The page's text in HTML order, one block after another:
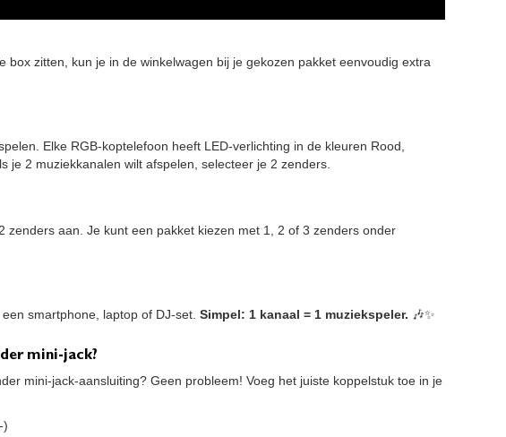
zitten, kun je in de winkelwagen bij je gekozen pakket eenvoudig extra
Elke RGB-koptelefoon heeft LED-verlichting in de kleuren Rood,
je 2 muziekkanalen wilt afspelen, selecteer je 2 zenders.
aan. Je kunt een pakket kiezen met 1, 2 of 3 zenders onder
smartphone, laptop of DJ-set. Simpel: 1 kanaal = 1 muziekspeler. 🎶✨
mini-jack?
mini-jack-aansluiting? Geen probleem! Voeg het juiste koppelstuk toe in je
)